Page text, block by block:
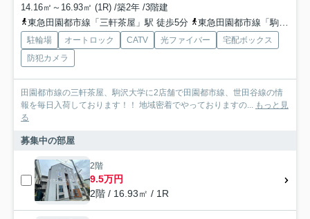
14.16㎡～16.93㎡ (1R) /築2年 /3階建
東急田園都市線「三軒茶屋」駅 徒歩5分
東急田園都市線「駒沢大学」駅 徒歩15分
駐輪場 オートロック CATV 光ファイバー
宅配ボックス
防犯カメラ
田園都市線の三軒茶屋、駒沢大学に2店舗で田園都市線、世田谷線の情
報を毎日入荷しております！！ 地域密着でやっておりますの... もっと見
る
募集中の部屋
2階
9.5万円
2階 / 16.93㎡ / 1R